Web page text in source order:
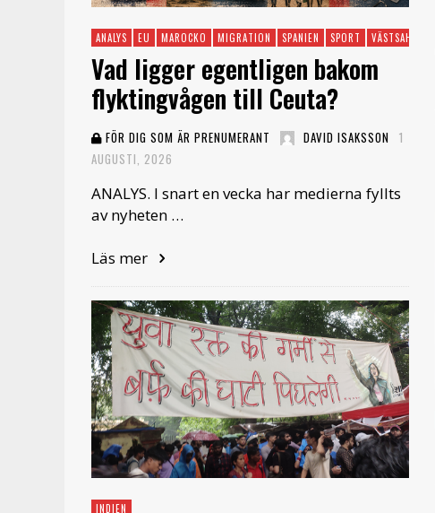
ANALYS EU MAROCKO MIGRATION SPANIEN SPORT VÄSTSAHARA
Vad ligger egentligen bakom
flyktingvågen till Ceuta?
FÖR DIG SOM ÄR PRENUMERANT DAVID ISAKSSON 1
AUGUSTI, 2026
ANALYS. I snart en vecka har medierna fyllts
av nyheten …
Läs mer
INDIEN